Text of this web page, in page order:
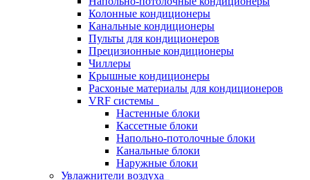
Колонные кондиционеры
Канальные кондиционеры
Пульты для кондиционеров
Прецизионные кондиционеры
Чиллеры
Крышные кондиционеры
Расхоные материалы для кондиционеров
VRF системы
Настенные блоки
Кассетные блоки
Напольно-потолочные блоки
Канальные блоки
Наружные блоки
Увлажнители воздуха